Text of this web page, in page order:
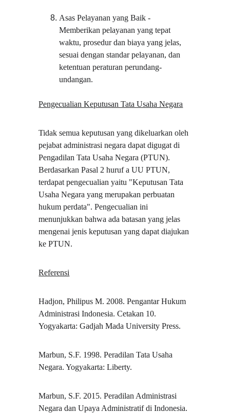
Asas Pelayanan yang Baik -
Memberikan pelayanan yang tepat
waktu, prosedur dan biaya yang jelas,
sesuai dengan standar pelayanan, dan
ketentuan peraturan perundang-
undangan.
Pengecualian Keputusan Tata Usaha Negara
Tidak semua keputusan yang dikeluarkan oleh
pejabat administrasi negara dapat digugat di
Pengadilan Tata Usaha Negara (PTUN).
Berdasarkan Pasal 2 huruf a UU PTUN,
terdapat pengecualian yaitu "Keputusan Tata
Usaha Negara yang merupakan perbuatan
hukum perdata". Pengecualian ini
menunjukkan bahwa ada batasan yang jelas
mengenai jenis keputusan yang dapat diajukan
ke PTUN.
Referensi
Hadjon, Philipus M. 2008. Pengantar Hukum
Administrasi Indonesia. Cetakan 10.
Yogyakarta: Gadjah Mada University Press.
Marbun, S.F. 1998. Peradilan Tata Usaha
Negara. Yogyakarta: Liberty.
Marbun, S.F. 2015. Peradilan Administrasi
Negara dan Upaya Administratif di Indonesia.